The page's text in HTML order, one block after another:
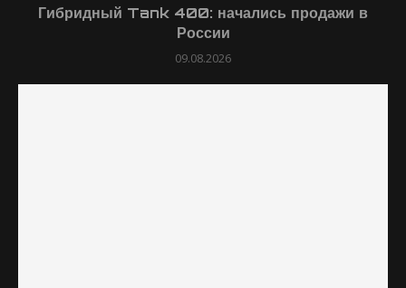
Гибридный Tank 400: начались продажи в
России
09.08.2026